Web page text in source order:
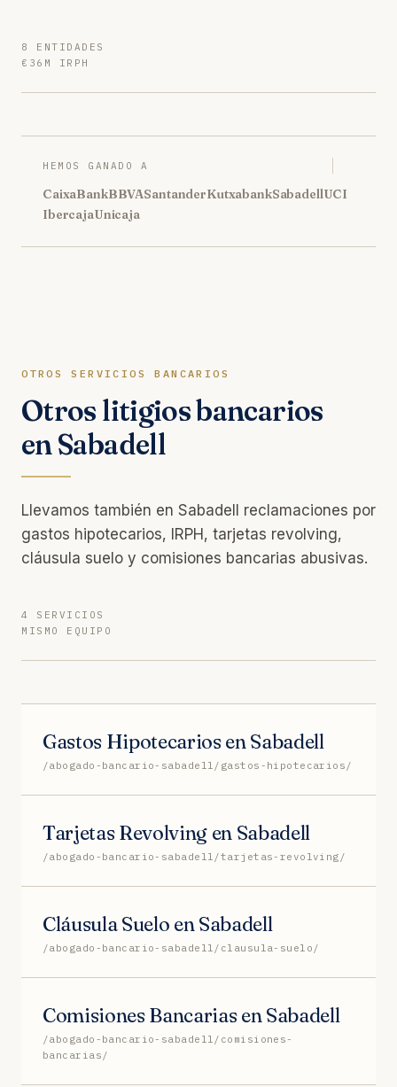
8 ENTIDADES
€36M IRPH
HEMOS GANADO A
CaixaBankBBVASantanderKutxabankSabadellUCI
IbercajaUnicaja
OTROS SERVICIOS BANCARIOS
Otros litigios bancarios
en Sabadell
Llevamos también en Sabadell reclamaciones por
gastos hipotecarios, IRPH, tarjetas revolving,
cláusula suelo y comisiones bancarias abusivas.
4 SERVICIOS
MISMO EQUIPO
Gastos Hipotecarios en Sabadell
/abogado-bancario-sabadell/gastos-hipotecarios/
Tarjetas Revolving en Sabadell
/abogado-bancario-sabadell/tarjetas-revolving/
Cláusula Suelo en Sabadell
/abogado-bancario-sabadell/clausula-suelo/
Comisiones Bancarias en Sabadell
/abogado-bancario-sabadell/comisiones-
bancarias/